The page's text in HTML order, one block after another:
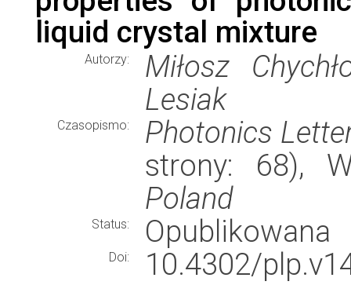
liquid crystal mixture
Autorzy:
Miłosz
Lesiak
Czasopismo:
Photonics
strony: 68),
Poland
Status: Opublikowana
Doi:
10.4302/